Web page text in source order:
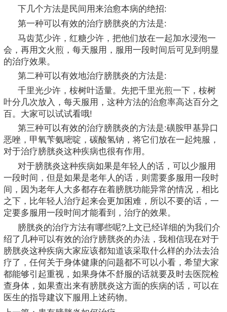
下几个方法是民间用来治愈本病的绝招:
第一种可以有效的治疗膀胱炎的方法是:
马齿苋少许，红糖少许，把他们放在一起加水浸泡一
会，再用文火煎，每天服用，服用一段时间后可见到明显
的治疗效果。
第二种可以有效地治疗膀胱炎的方法是:
千里光少许，桉树叶适量。先把千里光煎一下，桉树
叶分几次放入，每天服用，这种方法的治愈率高达百分之
百。大家可以试试看哦!
第三种可以有效的治疗膀胱炎的方法是:磺胺甲基异口
恶唑，甲氧苄氨嘧啶，碳酸氢钠，将它们放在一起炖服，
对于治疗膀胱炎这种疾病也很有作用。
对于膀胱炎这种疾病如果是年轻人的话，可以少服用
一段时间，但是如果是老年人的话，则需要多服用一段时
间，因为老年人大多都存在着膀胱功能异常的情况，相比
之下，比年轻人治疗起来会更加困难，所以不要的话，一
定要多服用一段时间才能看到，治疗的效果。
膀胱炎的治疗方法有哪些呢?上文已经详细的为我们介
绍了几种可以有效的治疗膀胱炎的办法，我相信现在对于
膀胱炎这种疾病大家应该都知道该采取什么样的办法去治
疗了，任何关于身体健康的问题都不可以小看，希望大家
都能够引起重视，如果身体不舒服的话就要及时去医院检
查身体，如果查出来有膀胱炎这方面的疾病的话，可以在
医生的指导建议下服用上述药物。